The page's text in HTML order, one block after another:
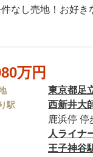
なし売地！お好き
万円
東京都足
駅 西新井大
鹿浜停 停
人ライナ
王子神谷